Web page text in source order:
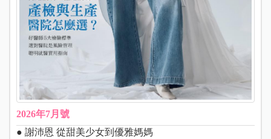
2026年7月號
● 謝沛恩 從甜美少女到優雅媽媽